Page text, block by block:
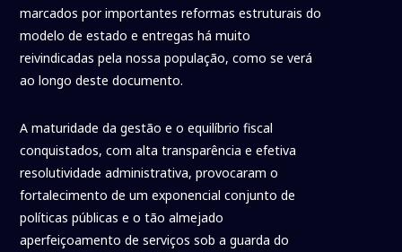
marcados por importantes reformas estruturais do
modelo de estado e entregas há muito
reivindicadas pela nossa população, como se verá
ao longo deste documento.
A maturidade da gestão e o equilíbrio fiscal
conquistados, com alta transparência e efetiva
resolutividade administrativa, provocaram o
fortalecimento de um exponencial conjunto de
políticas públicas e o tão almejado
aperfeiçoamento de serviços sob a guarda do